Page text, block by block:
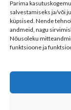
Parima
salvestamiseks ja/või
küpsised. Nende
andmeid, nagu
Nõusoleku
funktsioone ja
Vana-Viru 11a &
+372 5665 0753
UUDISED